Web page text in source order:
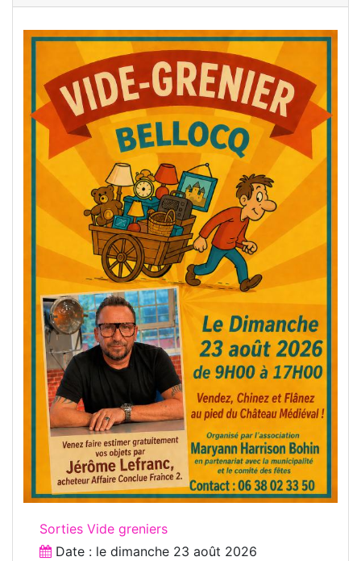
Sorties Vide greniers
Date : le dimanche 23 août 2026